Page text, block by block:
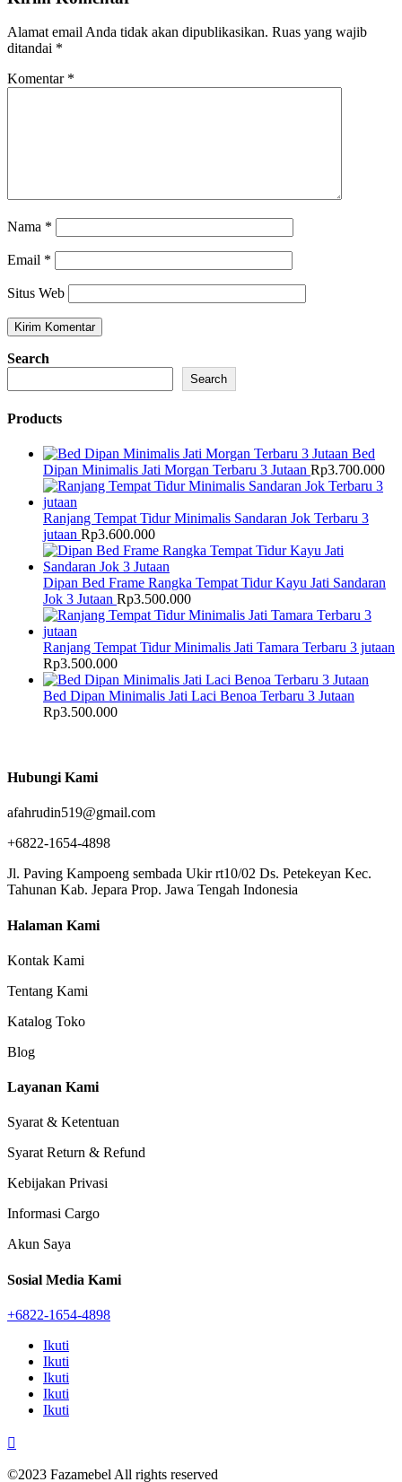
Alamat email Anda tidak akan dipublikasikan. Ruas yang wajib
ditandai *
Komentar *
Nama *
Email *
Situs Web
Search
Search
Products
Bed
Dipan Minimalis Jati Morgan Terbaru 3 Jutaan Rp3.700.000
Ranjang Tempat Tidur Minimalis Sandaran Jok Terbaru 3
jutaan Rp3.600.000
Dipan Bed Frame Rangka Tempat Tidur Kayu Jati Sandaran
Jok 3 Jutaan Rp3.500.000
Ranjang Tempat Tidur Minimalis Jati Tamara Terbaru 3 jutaan
Rp3.500.000
Bed Dipan Minimalis Jati Laci Benoa Terbaru 3 Jutaan
Rp3.500.000
Hubungi Kami
afahrudin519@gmail.com
+6822-1654-4898
Jl. Paving Kampoeng sembada Ukir rt10/02 Ds. Petekeyan Kec.
Tahunan Kab. Jepara Prop. Jawa Tengah Indonesia
Halaman Kami
Kontak Kami
Tentang Kami
Katalog Toko
Blog
Layanan Kami
Syarat & Ketentuan
Syarat Return & Refund
Kebijakan Privasi
Informasi Cargo
Akun Saya
Sosial Media Kami
+6822-1654-4898
Ikuti
Ikuti
Ikuti
Ikuti
Ikuti

©2023 Fazamebel All rights reserved